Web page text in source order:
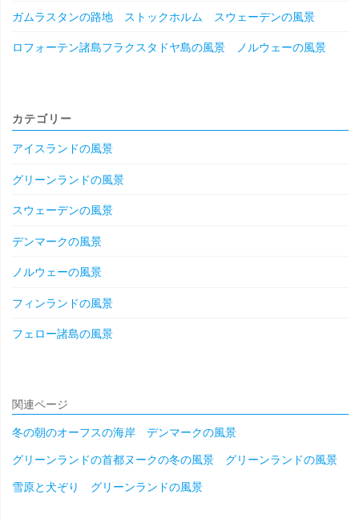
ガムラスタンの路地 ストックホルム スウェーデンの風景
ロフォーテン諸島フラクスタドヤ島の風景 ノルウェーの風景
カテゴリー
アイスランドの風景
グリーンランドの風景
スウェーデンの風景
デンマークの風景
ノルウェーの風景
フィンランドの風景
フェロー諸島の風景
関連ページ
冬の朝のオーフスの海岸 デンマークの風景
グリーンランドの首都ヌークの冬の風景 グリーンランドの風景
雪原と犬ぞり グリーンランドの風景